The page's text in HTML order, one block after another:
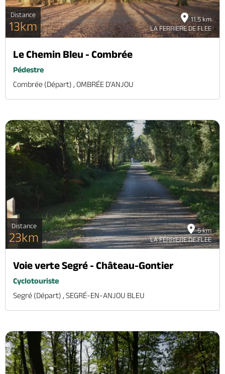
11.5 km
LA FERRIERE DE FLEE
Distance
13km
Le Chemin Bleu - Combrée
Pédestre
Combrée (départ) , OMBRÉE D'ANJOU
5 km
LA FERRIERE DE FLEE
Distance
23km
Voie verte Segré - Château-Gontier
Cyclotouriste
Segré (départ) , SEGRÉ-EN-ANJOU BLEU